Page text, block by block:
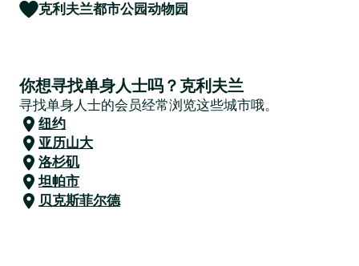
克利夫兰都市公园动物园
你想寻找单身人士吗？克利夫兰
寻找单身人士的会员经常浏览这些城市哦。
纽约
亚历山大
洛杉矶
坦帕市
贝克斯菲尔德